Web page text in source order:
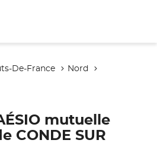
De-France Nord
mutuelle
CONDE SUR